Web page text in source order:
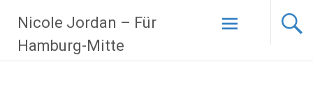
Inhalt
springen
Nicole Jordan – Für
Hamburg-Mitte